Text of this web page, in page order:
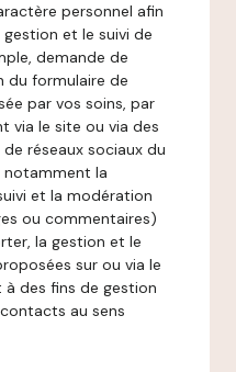
personnel afin
et le suivi de
demande de
du formulaire de
par vos soins, par
via le site ou via des
réseaux sociaux du
notamment la
et la modération
ou commentaires)
la gestion et le
sur ou via le
des fins de gestion
au sens